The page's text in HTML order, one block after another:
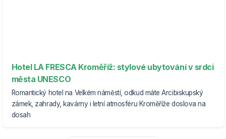
Hotel LA FRESCA Kroměříž: stylové ubytování v srdci
města UNESCO
Romantický hotel na Velkém náměstí, odkud máte Arcibiskupský
zámek, zahrady, kavárny i letní atmosféru Kroměříže doslova na
dosah